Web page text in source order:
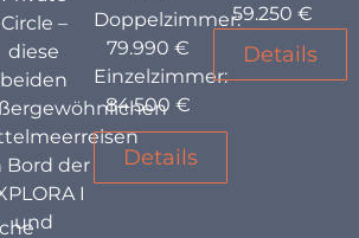
Circle –
diese
beiden
Bord der
I
und
Doppelzimmer:
79.990 €
Einzelzimmer:
84.500 €
Details
59.250 €
Details